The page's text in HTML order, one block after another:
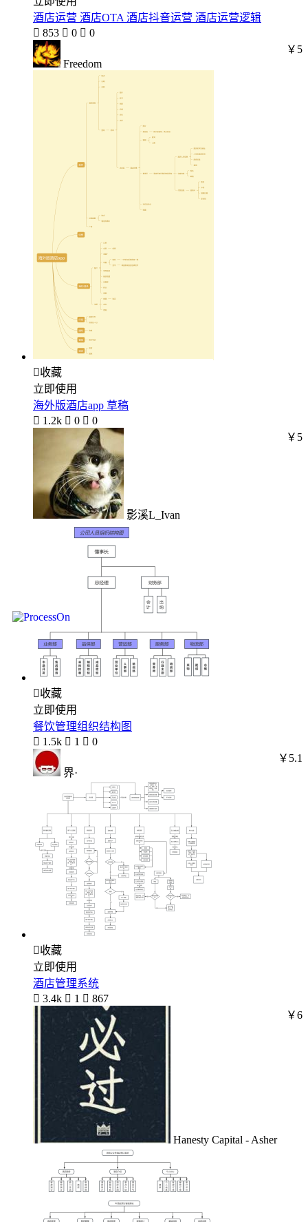
酒店运营 酒店OTA 酒店抖音运营 酒店运营逻辑
 853  0  0
Freedom
￥5
收藏
立即使用
海外版酒店app 草稿
 1.2k  0  0
影溪L_Ivan
￥5
收藏
立即使用
餐饮管理组织结构图
 1.5k  1  0
界·
￥5.1
收藏
立即使用
酒店管理系统
 3.4k  1  867
Hanesty Capital - Asher
￥6